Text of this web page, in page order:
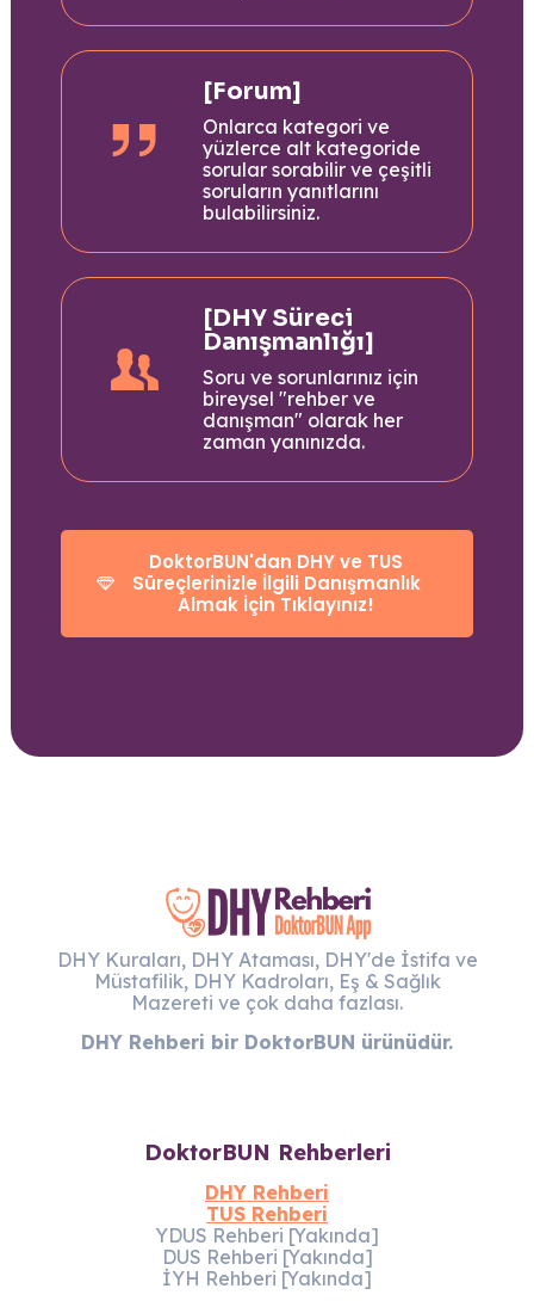
[Forum]
Onlarca kategori ve
yüzlerce alt kategoride
sorular sorabilir ve çeşitli
soruların yanıtlarını
bulabilirsiniz.
[DHY Süreci
Danışmanlığı]
Soru ve sorunlarınız için
bireysel "rehber ve
danışman" olarak her
zaman yanınızda.
DoktorBUN'dan DHY ve TUS
Süreçlerinizle İlgili Danışmanlık
Almak İçin Tıklayınız!
DHY Kuraları, DHY Ataması, DHY'de İstifa ve
Müstafilik, DHY Kadroları, Eş & Sağlık
Mazereti ve çok daha fazlası.
DHY Rehberi bir DoktorBUN ürünüdür.
DoktorBUN Rehberleri
DHY Rehberi
TUS Rehberi
YDUS Rehberi [Yakında]
DUS Rehberi [Yakında]
İYH Rehberi [Yakında]